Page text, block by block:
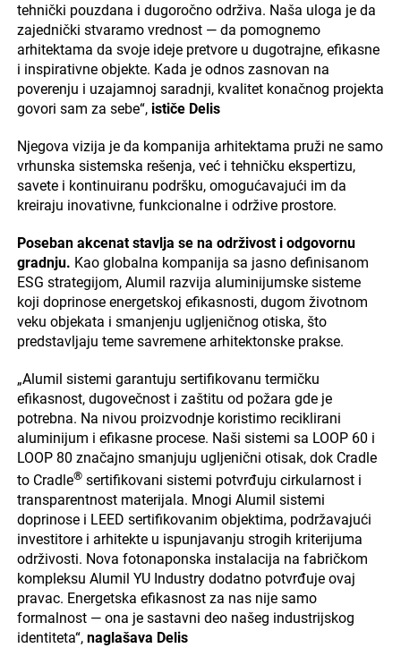
tehnički pouzdana i dugoročno održiva. Naša uloga je da
zajednički stvaramo vrednost — da pomognemo
arhitektama da svoje ideje pretvore u dugotrajne, efikasne
i inspirativne objekte. Kada je odnos zasnovan na
poverenju i uzajamnoj saradnji, kvalitet konačnog projekta
govori sam za sebe“,ističe Delis
Njegova vizija je da kompanija arhitektama pruži ne samo
vrhunska sistemska rešenja, već i tehničku ekspertizu,
savete i kontinuiranu podršku, omogućavajući im da
kreiraju inovativne, funkcionalne i održive prostore.
Poseban akcenat stavlja se na održivost i odgovornu
gradnju. Kao globalna kompanija sa jasno definisanom
ESG strategijom, Alumil razvija aluminijumske sisteme
koji doprinose energetskoj efikasnosti, dugom životnom
veku objekata i smanjenju ugljeničnog otiska, što
predstavljaju teme savremene arhitektonske prakse.
„Alumil sistemi garantuju sertifikovanu termičku
efikasnost, dugovečnost i zaštitu od požara gde je
potrebna. Na nivou proizvodnje koristimo reciklirani
aluminijum i efikasne procese. Naši sistemi sa LOOP 60 i
LOOP 80 značajno smanjuju ugljenični otisak, dok Cradle
to Cradle®sertifikovani sistemi potvrđuju cirkularnost i
transparentnost materijala. Mnogi Alumil sistemi
doprinose i LEED sertifikovanim objektima, podržavajući
investitore i arhitekte u ispunjavanju strogih kriterijuma
održivosti. Nova fotonaponska instalacija na fabričkom
kompleksu Alumil YU Industry dodatno potvrđuje ovaj
pravac. Energetska efikasnost za nas nije samo
formalnost — ona je sastavni deo našeg industrijskog
identiteta“, naglašava Delis